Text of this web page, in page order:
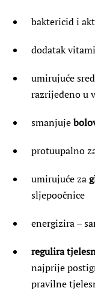
baktericid i
dodatak
umirujuće
razrijeđeno u
smanjuje
protuupalno
umirujuće za
sljepoočnice
energizira –
regulira
najprije
pravilne